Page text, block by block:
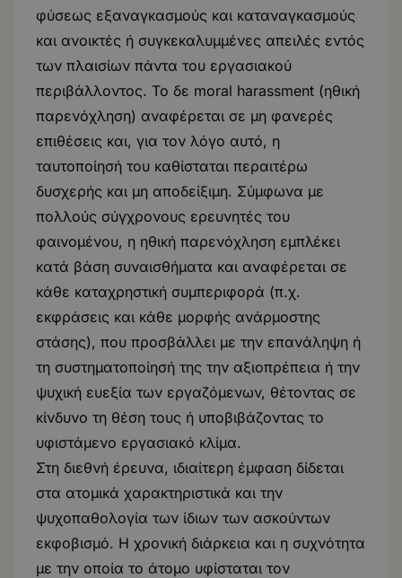
φύσεως εξαναγκασμούς και καταναγκασμούς
και ανοικτές ή συγκεκαλυμμένες απειλές εντός
των πλαισίων πάντα του εργασιακού
περιβάλλοντος. Το δε moral harassment (ηθική
παρενόχληση) αναφέρεται σε μη φανερές
επιθέσεις και, για τον λόγο αυτό, η
ταυτοποίησή του καθίσταται περαιτέρω
δυσχερής και μη αποδείξιμη. Σύμφωνα με
πολλούς σύγχρονους ερευνητές του
φαινομένου, η ηθική παρενόχληση εμπλέκει
κατά βάση συναισθήματα και αναφέρεται σε
κάθε καταχρηστική συμπεριφορά (π.χ.
εκφράσεις και κάθε μορφής ανάρμοστης
στάσης), που προσβάλλει με την επανάληψη ή
τη συστηματοποίησή της την αξιοπρέπεια ή την
ψυχική ευεξία των εργαζόμενων, θέτοντας σε
κίνδυνο τη θέση τους ή υποβιβάζοντας το
υφιστάμενο εργασιακό κλίμα.
Στη διεθνή έρευνα, ιδιαίτερη έμφαση δίδεται
στα ατομικά χαρακτηριστικά και την
ψυχοπαθολογία των ίδιων των ασκούντων
εκφοβισμό. Η χρονική διάρκεια και η συχνότητα
με την οποία το άτομο υφίσταται τον